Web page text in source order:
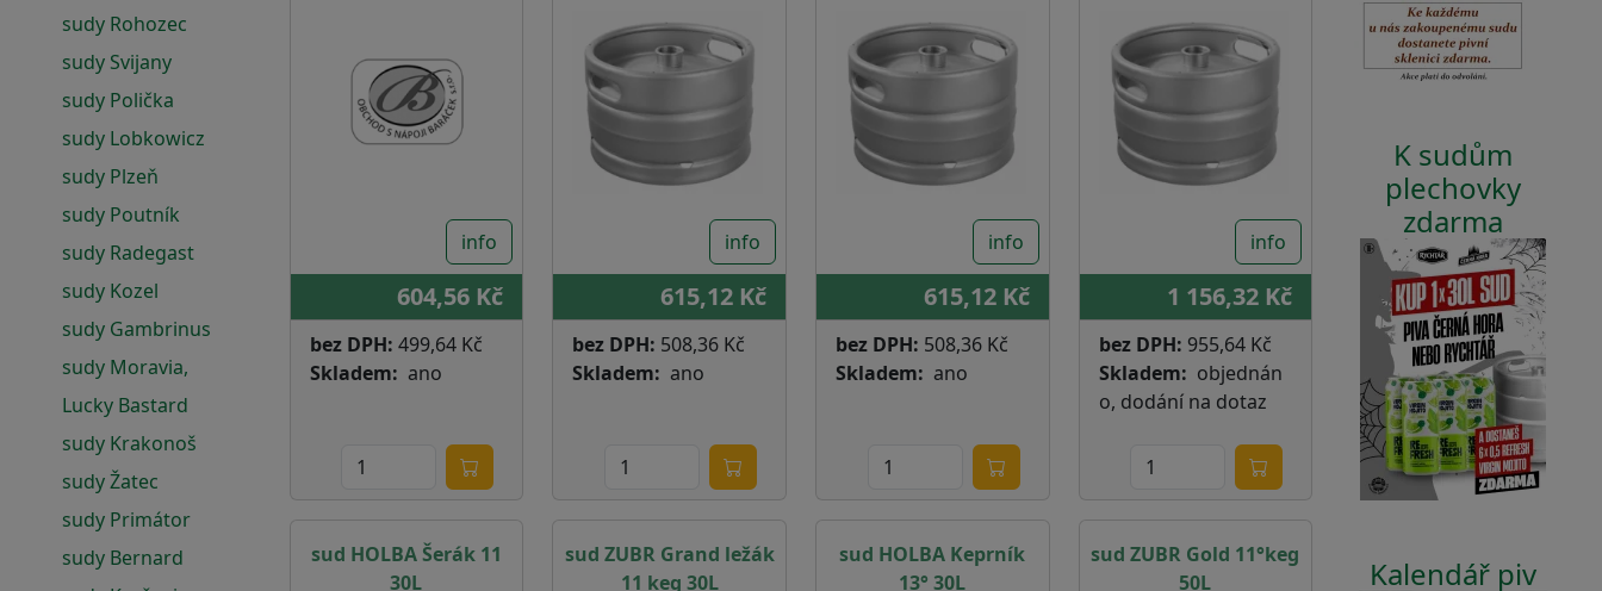
sudy Rohozec
sudy Svijany
sudy Polička
sudy Lobkowicz
sudy Plzeň
sudy Poutník
sudy Radegast
sudy Kozel
sudy Gambrinus
sudy Moravia,
Lucky Bastard
sudy Krakonoš
sudy Žatec
sudy Primátor
sudy Bernard
info
604,56 Kč
bez DPH: 499,64 Kč
Skladem
ano
info
615,12 Kč
bez DPH: 508,36 Kč
Skladem
ano
info
615,12 Kč
bez DPH: 508,36 Kč
Skladem
ano
info
1 156,32 Kč
bez DPH: 955,64 Kč
Skladem
objednán
o, dodání na dotaz
sud HOLBA Šerák 11
30L
sud ZUBR Grand ležák
11 keg 30L
sud HOLBA Keprník
13° 30L
sud ZUBR Gold 11°keg
50L
K sudům
plechovky
zdarma
Kalendář piv